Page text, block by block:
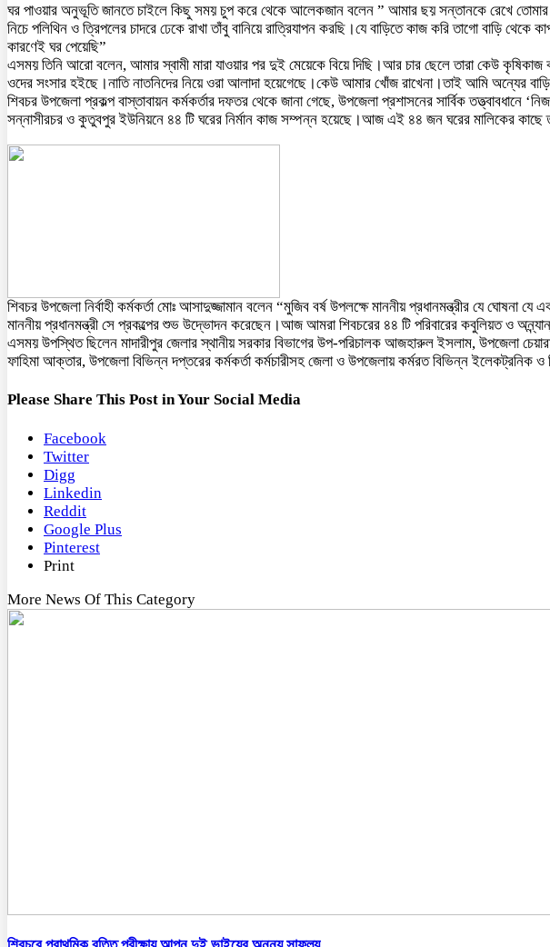
ঘর পাওয়ার অনুভূতি জানতে চাইলে কিছু সময় চুপ করে থেকে আলেকজান বলেন ” আমার ছয় সন্তানকে রেখে তোমার
নিচে পলিথিন ও ত্রিপলের চাদরে ঢেকে রাখা তাঁবু বানিয়ে রাত্রিযাপন করছি।যে বাড়িতে কাজ করি তাগো বাড়ি
কারণেই ঘর পেয়েছি”
এসময় তিনি আরো বলেন, আমার স্বামী মারা যাওয়ার পর দুই মেয়েকে বিয়ে দিছি।আর চার ছেলে তারা কেউ
ওদের সংসার হইছে।নাতি নাতনিদের নিয়ে ওরা আলাদা হয়েগেছে।কেউ আমার খোঁজ রাখেনা।তাই আমি অন্যের
শিবচর উপজেলা প্রকল্প বাস্তাবায়ন কর্মকর্তার দফতর থেকে জানা গেছে, উপজেলা প্রশাসনের সার্বিক
সন্নাসীরচর ও কুতুবপুর ইউনিয়নে ৪৪ টি ঘরের নির্মান কাজ সম্পন্ন হয়েছে।আজ এই ৪৪ জন ঘরের মালিকের কাছে
শিবচর উপজেলা নির্বাহী কর্মকর্তা মোঃ আসাদুজ্জামান বলেন “মুজিব বর্ষ উপলক্ষে মাননীয় প্রধানমন্ত্রীর যে
মাননীয় প্রধানমন্ত্রী সে প্রকল্পের শুভ উদ্ভোদন করেছেন।আজ আমরা শিবচরের ৪৪ টি পরিবারের কবুলিয়ত ও
এসময় উপস্থিত ছিলেন মাদারীপুর জেলার স্থানীয় সরকার বিভাগের উপ-পরিচালক আজহারুল ইসলাম, উপজেলা
ফাহিমা আক্তার, উপজেলা বিভিন্ন দপ্তরের কর্মকর্তা কর্মচারীসহ জেলা ও উপজেলায় কর্মরত বিভিন্ন ইলেকট্রনিক ও
Please Share This Post in Your Social Media
Facebook
Twitter
Digg
Linkedin
Reddit
Google Plus
Pinterest
Print
More News Of This Category